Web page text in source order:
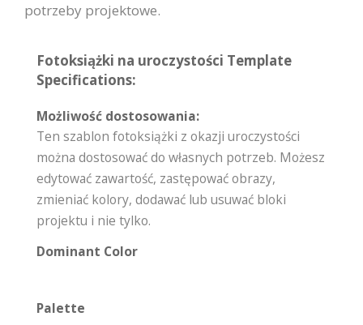
potrzeby projektowe.
Fotoksiążki na uroczystości Template
Specifications:
Możliwość dostosowania:
Ten szablon fotoksiążki z okazji uroczystości
można dostosować do własnych potrzeb. Możesz
edytować zawartość, zastępować obrazy,
zmieniać kolory, dodawać lub usuwać bloki
projektu i nie tylko.
Dominant Color
Palette